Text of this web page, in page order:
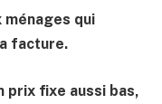
qui
facture.
prix fixe aussi bas,